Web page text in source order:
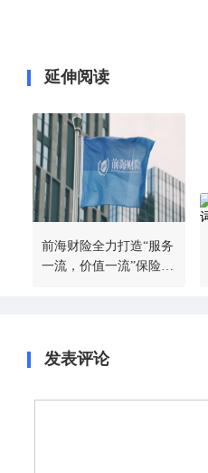
延伸阅读
前海财险全力打造“服务
一流，价值一流”保险品
发表评论